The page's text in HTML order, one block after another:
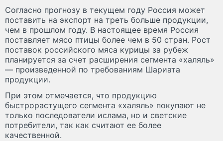
Согласно прогнозу в текущем году Россия может
поставить на экспорт на треть больше продукции,
чем в прошлом году. В настоящее время Россия
поставляет мясо птицы более чем в 50 стран. Рост
поставок российского мяса курицы за рубеж
планируется за счет расширения сегмента «халяль»
— произведенной по требованиям Шариата
продукции.
При этом отмечается, что продукцию
быстрорастущего сегмента «халяль» покупают не
только последователи ислама, но и светские
потребители, так как считают ее более
качественной.